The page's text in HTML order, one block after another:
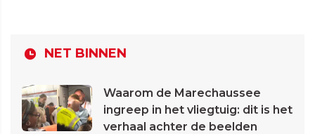
NET BINNEN
Waarom de Marechaussee
ingreep in het vliegtuig: dit is het
verhaal achter de beelden